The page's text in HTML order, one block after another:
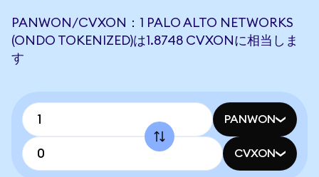
PANWON/CVXON：1 PALO ALTO NETWORKS
(ONDO TOKENIZED)は1.8748 CVXONに相当しま
す
PANWON
CVXON